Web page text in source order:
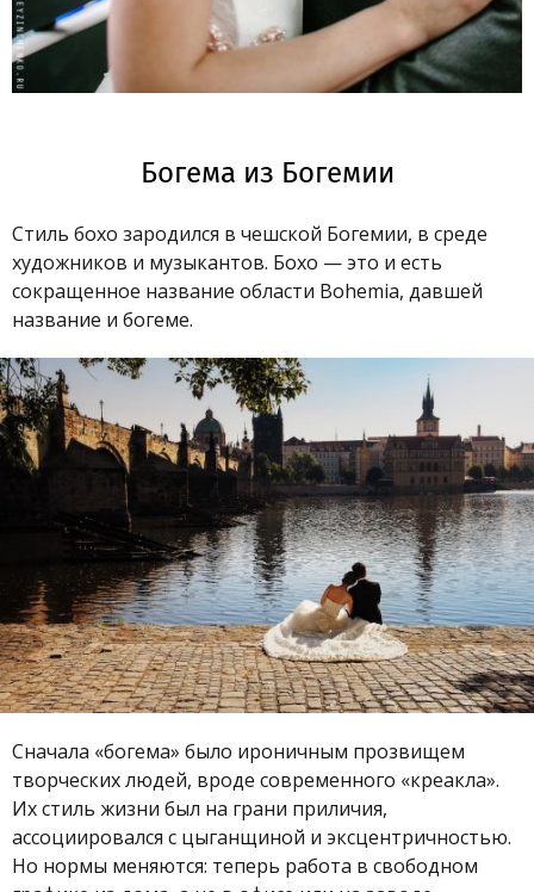
Богема из Богемии
Стиль бохо зародился в чешской Богемии, в среде
художников и музыкантов. Бохо — это и есть
сокращенное название области Bohemia, давшей
название и богеме.
Сначала «богема» было ироничным прозвищем
творческих людей, вроде современного «креакла».
Их стиль жизни был на грани приличия,
ассоциировался с цыганщиной и эксцентричностью.
Но нормы меняются: теперь работа в свободном